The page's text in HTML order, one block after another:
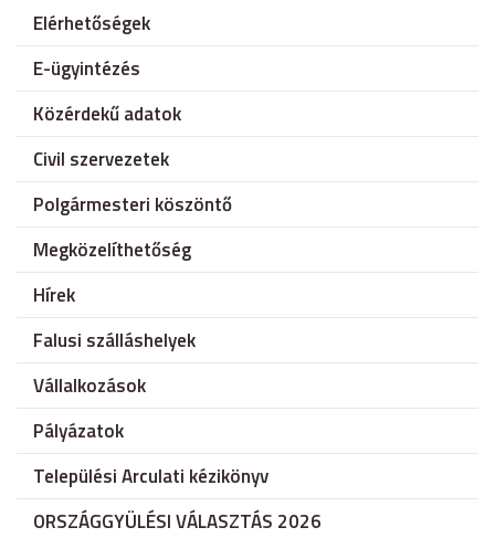
Elérhetőségek
E-ügyintézés
Közérdekű adatok
Civil szervezetek
Polgármesteri köszöntő
Megközelíthetőség
Hírek
Falusi szálláshelyek
Vállalkozások
Pályázatok
Települési Arculati kézikönyv
ORSZÁGGYÜLÉSI VÁLASZTÁS 2026